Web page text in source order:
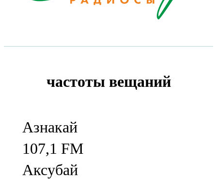
частоты вещаний
Азнакай
107,1 FM
Аксубай